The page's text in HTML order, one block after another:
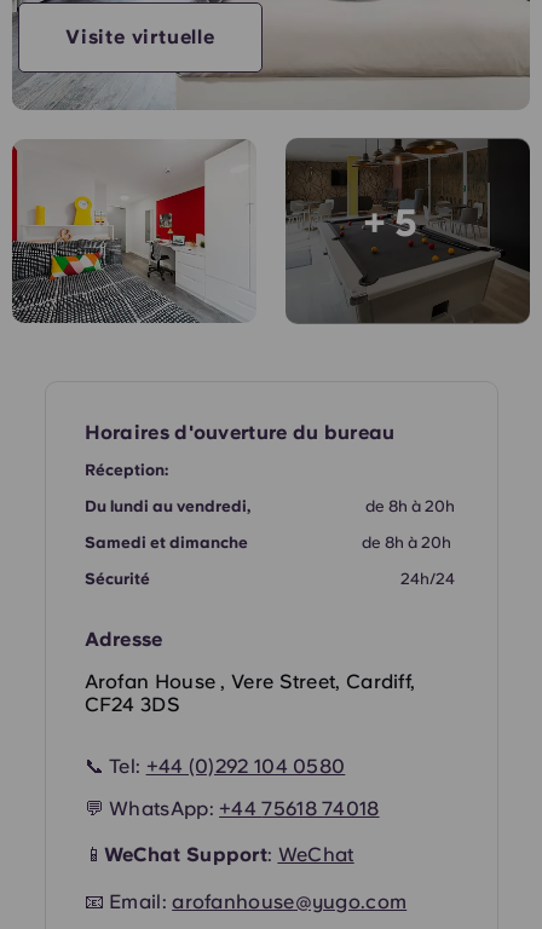
Chinese
Español
Català
French
Portuguese
Sélectionnez une ville
+ 5
Visite virtuelle
Horaires d'ouverture du bureau
Réception:
Du lundi au vendredi,
de 8h à 20h
Samedi et dimanche
de 8h à 20h
Sécurité
24h/24
Adresse
Arofan House , Vere Street, Cardiff,
CF24 3DS
📞 Tel: +44 (0)292 104 0580
💬 WhatsApp: +4475618 74018
📱 WeChat Support: WeChat
📧 Email:arofanhouse@yugo.com